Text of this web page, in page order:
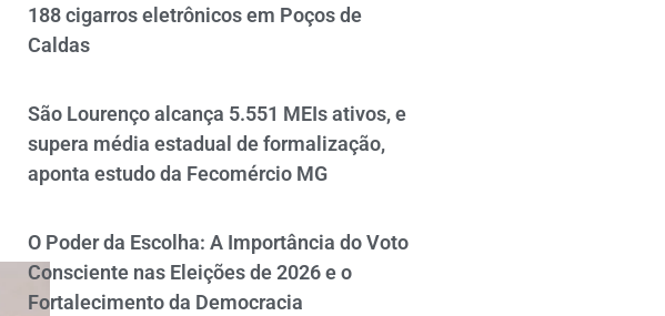
188 cigarros eletrônicos em Poços de
Caldas
São Lourenço alcança 5.551 MEIs ativos, e
supera média estadual de formalização,
aponta estudo da Fecomércio MG
O Poder da Escolha: A Importância do Voto
Consciente nas Eleições de 2026 e o
Fortalecimento da Democracia